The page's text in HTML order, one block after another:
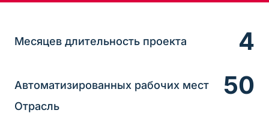
4
Месяцев длительность проекта
50
Автоматизированных рабочих мест
Отрасль